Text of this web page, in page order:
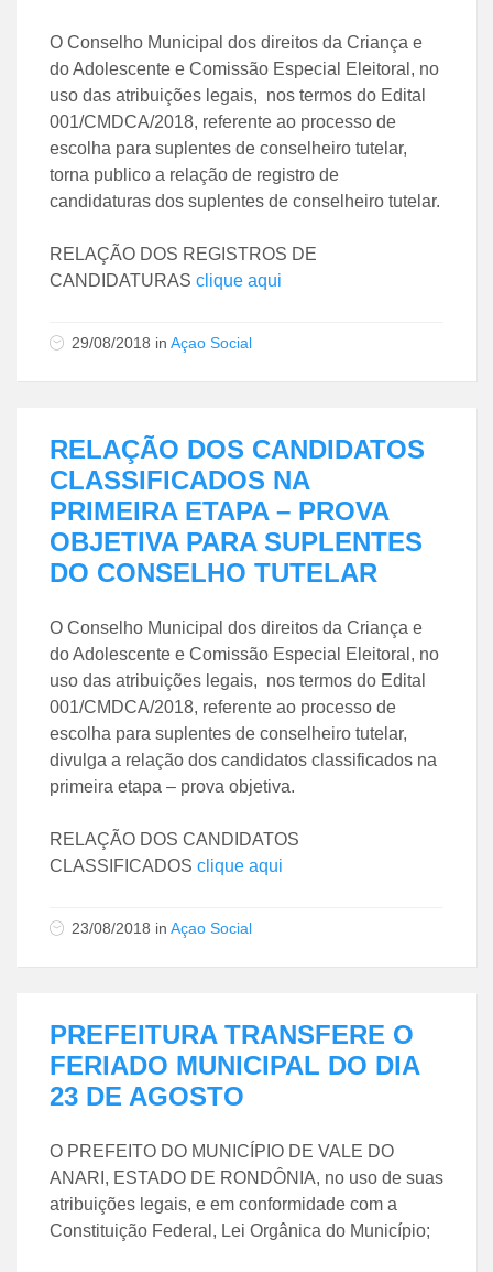
O Conselho Municipal dos direitos da Criança e
do Adolescente e Comissão Especial Eleitoral, no
uso das atribuições legais, nos termos do Edital
001/CMDCA/2018, referente ao processo de
escolha para suplentes de conselheiro tutelar,
torna publico a relação de registro de
candidaturas dos suplentes de conselheiro tutelar.
RELAÇÃO DOS REGISTROS DE
CANDIDATURAS clique aqui
29/08/2018 in Açao Social
RELAÇÃO DOS CANDIDATOS
CLASSIFICADOS NA
PRIMEIRA ETAPA – PROVA
OBJETIVA PARA SUPLENTES
DO CONSELHO TUTELAR
O Conselho Municipal dos direitos da Criança e
do Adolescente e Comissão Especial Eleitoral, no
uso das atribuições legais, nos termos do Edital
001/CMDCA/2018, referente ao processo de
escolha para suplentes de conselheiro tutelar,
divulga a relação dos candidatos classificados na
primeira etapa – prova objetiva.
RELAÇÃO DOS CANDIDATOS
CLASSIFICADOS clique aqui
23/08/2018 in Açao Social
PREFEITURA TRANSFERE O
FERIADO MUNICIPAL DO DIA
23 DE AGOSTO
O PREFEITO DO MUNICÍPIO DE VALE DO
ANARI, ESTADO DE RONDÔNIA, no uso de suas
atribuições legais, e em conformidade com a
Constituição Federal, Lei Orgânica do Município;